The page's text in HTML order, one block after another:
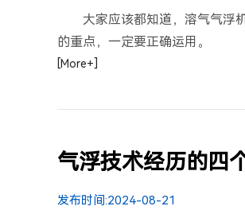
大家应该都知道，溶气气浮
的重点，一定要正确运用。
[More+]
气浮技术经历的四
发布时间:2024-08-21